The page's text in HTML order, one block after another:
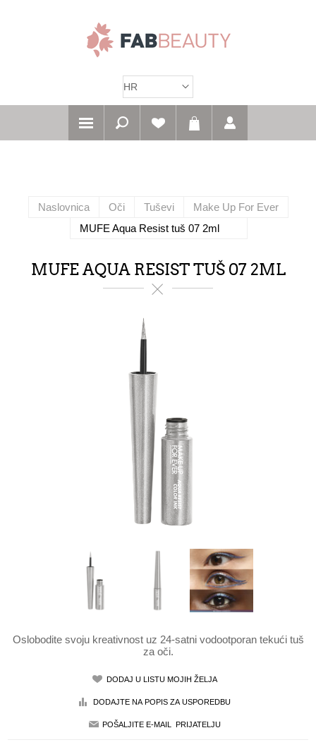
Naslovnica Oči Tuševi
Make Up For Ever
MUFE Aqua Resist tuš 07 2ml
MUFE AQUA RESIST TUŠ 07 2ML
Oslobodite svoju kreativnost uz 24-satni vodootporan tekući tuš
za oči.